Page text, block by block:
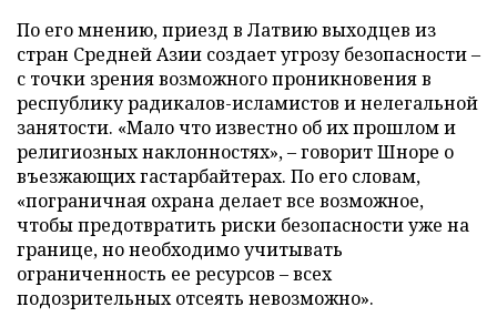
По его мнению, приезд в Латвию выходцев из
стран Средней Азии создает угрозу безопасности –
с точки зрения возможного проникновения в
республику радикалов-исламистов и нелегальной
занятости. «Мало что известно об их прошлом и
религиозных наклонностях», – говорит Шноре о
въезжающих гастарбайтерах. По его словам,
«пограничная охрана делает все возможное,
чтобы предотвратить риски безопасности уже на
границе, но необходимо учитывать
ограниченность ее ресурсов – всех
подозрительных отсеять невозможно».